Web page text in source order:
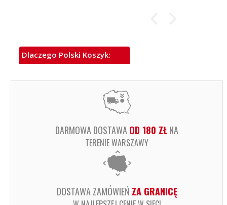
Dlaczego Polski Koszyk:
DARMOWA DOSTAWAOD 180 ZŁNA
TERENIE WARSZAWY
DOSTAWA ZAMÓWIEŃ ZA GRANICĘ